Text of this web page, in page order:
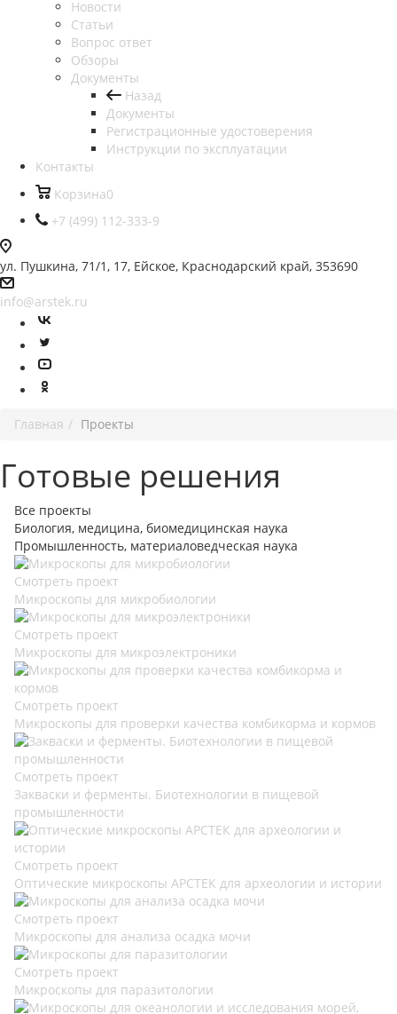
Новости
Статьи
Вопрос ответ
Обзоры
Документы
Назад
Документы
Регистрационные удостоверения
Инструкции по эксплуатации
Контакты
Корзина0
+7 (499) 112-333-9
ул. Пушкина, 71/1, 17, Ейское, Краснодарский край, 353690
info@arstek.ru
Главная Проекты
Готовые решения
Все проекты
Биология, медицина, биомедицинская наука
Промышленность, материаловедческая наука
Смотреть проект
Микроскопы для микробиологии
Смотреть проект
Микроскопы для микроэлектроники
Смотреть проект
Микроскопы для проверки качества комбикорма и кормов
Смотреть проект
Закваски и ферменты. Биотехнологии в пищевой
промышленности
Смотреть проект
Оптические микроскопы АРСТЕК для археологии и истории
Смотреть проект
Микроскопы для анализа осадка мочи
Смотреть проект
Микроскопы для паразитологии